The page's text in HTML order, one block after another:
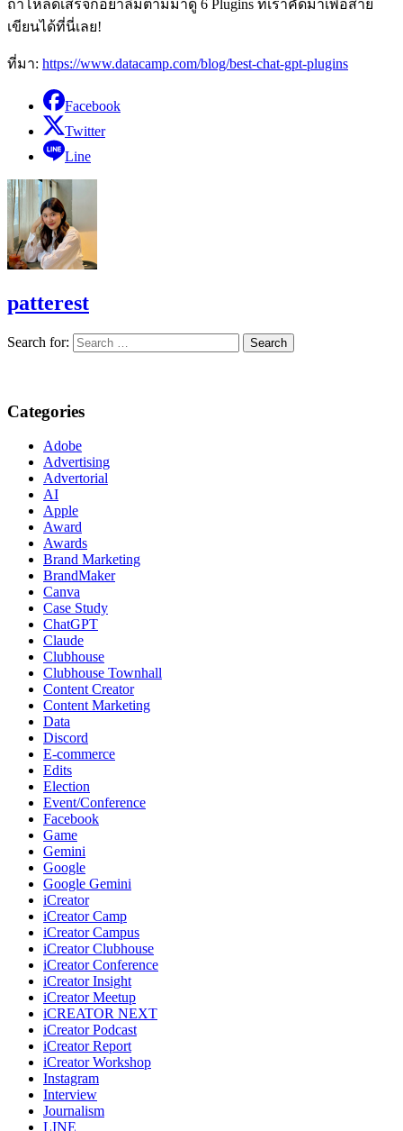
ถ้าโหลดเสร็จก็อย่าลืมตามมาดู 6 Plugins ที่เราคัดมาเพื่อสาย
เขียนได้ที่นี่เลย!
ที่มา: https://www.datacamp.com/blog/best-chat-gpt-plugins
Facebook
Twitter
Line
patterest
Search for:
Categories
Adobe
Advertising
Advertorial
AI
Apple
Award
Awards
Brand Marketing
BrandMaker
Canva
Case Study
ChatGPT
Claude
Clubhouse
Clubhouse Townhall
Content Creator
Content Marketing
Data
Discord
E-commerce
Edits
Election
Event/Conference
Facebook
Game
Gemini
Google
Google Gemini
iCreator
iCreator Camp
iCreator Campus
iCreator Clubhouse
iCreator Conference
iCreator Insight
iCreator Meetup
iCREATOR NEXT
iCreator Podcast
iCreator Report
iCreator Workshop
Instagram
Interview
Journalism
LINE